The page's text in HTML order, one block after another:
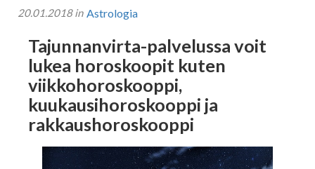
Tajunnanvirta puhepaketti
Soittopyyntö
Tietoa laskutuksesta
20.01.2018 in Astrologia
Tajunnanvirta-palvelussa voit
lukea horoskoopit kuten
viikkohoroskooppi,
kuukausihoroskooppi ja
rakkaushoroskooppi